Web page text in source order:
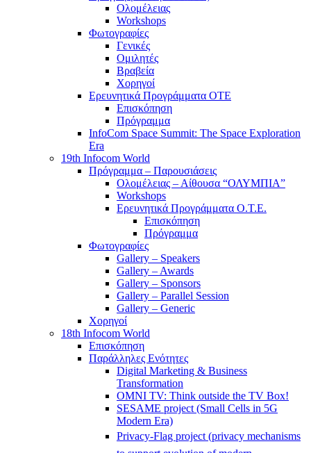
Ολομέλειας
Workshops
Φωτογραφίες
Γενικές
Ομιλητές
Βραβεία
Χορηγοί
Ερευνητικά Προγράμματα ΟΤΕ
Επισκόπηση
Πρόγραμμα
InfoCom Space Summit: The Space Exploration
Era
19th Infocom World
Πρόγραμμα – Παρουσιάσεις
Ολομέλειας – Αίθουσα “ΟΛΥΜΠΙΑ”
Workshops
Ερευνητικά Προγράμματα Ο.Τ.Ε.
Επισκόπηση
Πρόγραμμα
Φωτογραφίες
Gallery – Speakers
Gallery – Awards
Gallery – Sponsors
Gallery – Parallel Session
Gallery – Generic
Χορηγοί
18th Infocom World
Επισκόπηση
Παράλληλες Ενότητες
Digital Marketing & Business
Transformation
OMNI TV: Think outside the TV Box!
SESAME project (Small Cells in 5G
Modern Era)
Privacy-Flag project (privacy mechanisms